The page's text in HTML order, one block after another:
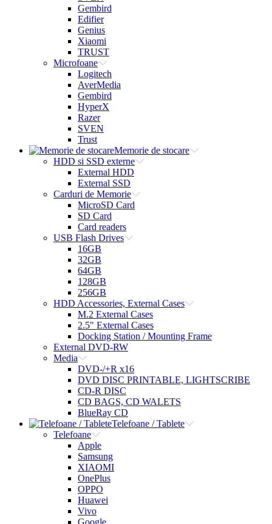
Gembird
Edifier
Genius
Xiaomi
TRUST
Microfoane
Logitech
AverMedia
Gembird
HyperX
Razer
SVEN
Trust
Memorie de stocare
HDD si SSD externe
External HDD
External SSD
Carduri de Memorie
MicroSD Card
SD Card
Card readers
USB Flash Drives
16GB
32GB
64GB
128GB
256GB
HDD Accessories, External Cases
M.2 External Cases
2.5" External Cases
Docking Station / Mounting Frame
External DVD-RW
Media
DVD-/+R x16
DVD DISC PRINTABLE, LIGHTSCRIBE
CD-R DISC
CD BAGS, CD WALETS
BlueRay CD
Telefoane / Tablete
Telefoane
Apple
Samsung
XIAOMI
OnePlus
OPPO
Huawei
Vivo
Google